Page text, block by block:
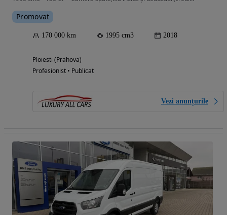
Promovat
170 000 km 1995 cm3 2018
Ploiesti (Prahova)
Profesionist • Publicat
Vezi anunțurile